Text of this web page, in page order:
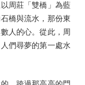
周莊「雙橋」為藍
橋與流水，那份東
人的心。從此，周
們尋夢的第一處水